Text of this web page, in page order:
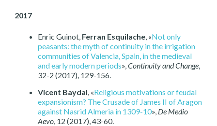
2017
Enric Guinot, Ferran Esquilache, «Not only
peasants: the myth of continuity in the irrigation
communities of Valencia, Spain, in the medieval
and early modern periods»,Continuity and Change,
32-2 (2017), 129-156.
Vicent Baydal, «Religious motivations or feudal
expansionism? The Crusade of James II of Aragon
against Nasrid Almeria in 1309-10», De Medio
Aevo, 12 (2017), 43-60.